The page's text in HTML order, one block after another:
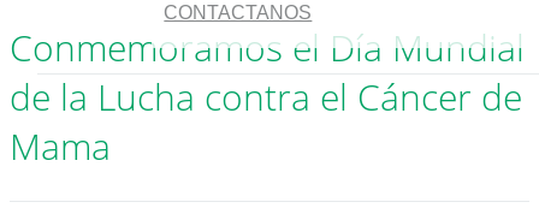
CONTACTANOS
Conmemoramos el Día Mundial
de la Lucha contra el Cáncer de
Mama